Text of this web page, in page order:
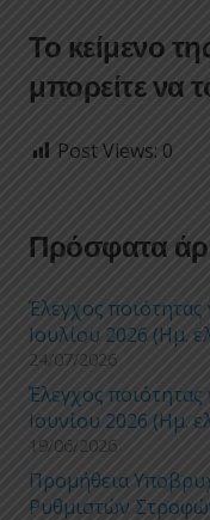
Το κείμενο
μπορείτε να
Post Views: 0
Πρόσφατα
Έλεγχος
Ιουλίου 2026 (Ημ.
24/07/2026
Έλεγχος
Ιουνίου 2026 (Ημ.
19/06/2026
Προμήθεια
Ρυθμιστών